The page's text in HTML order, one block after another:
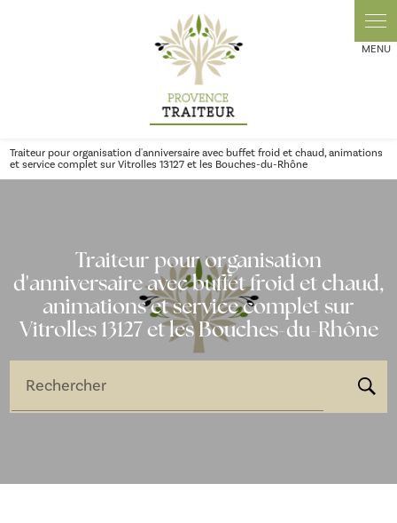
Traiteur pour organisation d'anniversaire avec buffet froid et chaud, animations
et service complet sur Vitrolles 13127 et les Bouches-du-Rhône
Traiteur pour organisation
d'anniversaire avec buffet froid et chaud,
animations et service complet sur
Vitrolles 13127 et les Bouches-du-Rhône
Rechercher